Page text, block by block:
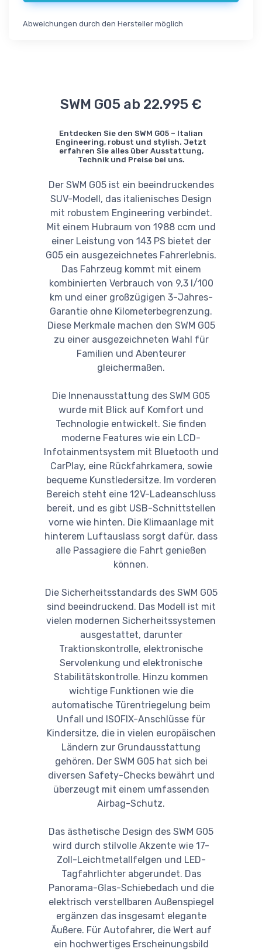
Abweichungen durch den Hersteller möglich
SWM G05 ab 22.995 €
Entdecken Sie den SWM G05 – Italian
Engineering, robust und stylish. Jetzt
erfahren Sie alles über Ausstattung,
Technik und Preise bei uns.
Der SWM G05 ist ein beeindruckendes
SUV-Modell, das italienisches Design
mit robustem Engineering verbindet.
Mit einem Hubraum von 1988 ccm und
einer Leistung von 143 PS bietet der
G05 ein ausgezeichnetes Fahrerlebnis.
Das Fahrzeug kommt mit einem
kombinierten Verbrauch von 9,3 l/100
km und einer großzügigen 3-Jahres-
Garantie ohne Kilometerbegrenzung.
Diese Merkmale machen den SWM G05
zu einer ausgezeichneten Wahl für
Familien und Abenteurer
gleichermaßen.
Die Innenausstattung des SWM G05
wurde mit Blick auf Komfort und
Technologie entwickelt. Sie finden
moderne Features wie ein LCD-
Infotainmentsystem mit Bluetooth und
CarPlay, eine Rückfahrkamera, sowie
bequeme Kunstledersitze. Im vorderen
Bereich steht eine 12V-Ladeanschluss
bereit, und es gibt USB-Schnittstellen
vorne wie hinten. Die Klimaanlage mit
hinterem Luftauslass sorgt dafür, dass
alle Passagiere die Fahrt genießen
können.
Die Sicherheitsstandards des SWM G05
sind beeindruckend. Das Modell ist mit
vielen modernen Sicherheitssystemen
ausgestattet, darunter
Traktionskontrolle, elektronische
Servolenkung und elektronische
Stabilitätskontrolle. Hinzu kommen
wichtige Funktionen wie die
automatische Türentriegelung beim
Unfall und ISOFIX-Anschlüsse für
Kindersitze, die in vielen europäischen
Ländern zur Grundausstattung
gehören. Der SWM G05 hat sich bei
diversen Safety-Checks bewährt und
überzeugt mit einem umfassenden
Airbag-Schutz.
Das ästhetische Design des SWM G05
wird durch stilvolle Akzente wie 17-
Zoll-Leichtmetallfelgen und LED-
Tagfahrlichter abgerundet. Das
Panorama-Glas-Schiebedach und die
elektrisch verstellbaren Außenspiegel
ergänzen das insgesamt elegante
Äußere. Für Autofahrer, die Wert auf
ein hochwertiges Erscheinungsbild